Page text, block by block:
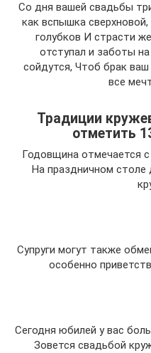
Со дня вашей свадьбы
как вспышка
голубков И страсти
отступал и заботы
сойдутся, Чтоб брак
все
Традиции
отметить
Годовщина отмечается
На праздничном
Супруги могут также
особенно
Сегодня юбилей у вас
Зовется свадьбой